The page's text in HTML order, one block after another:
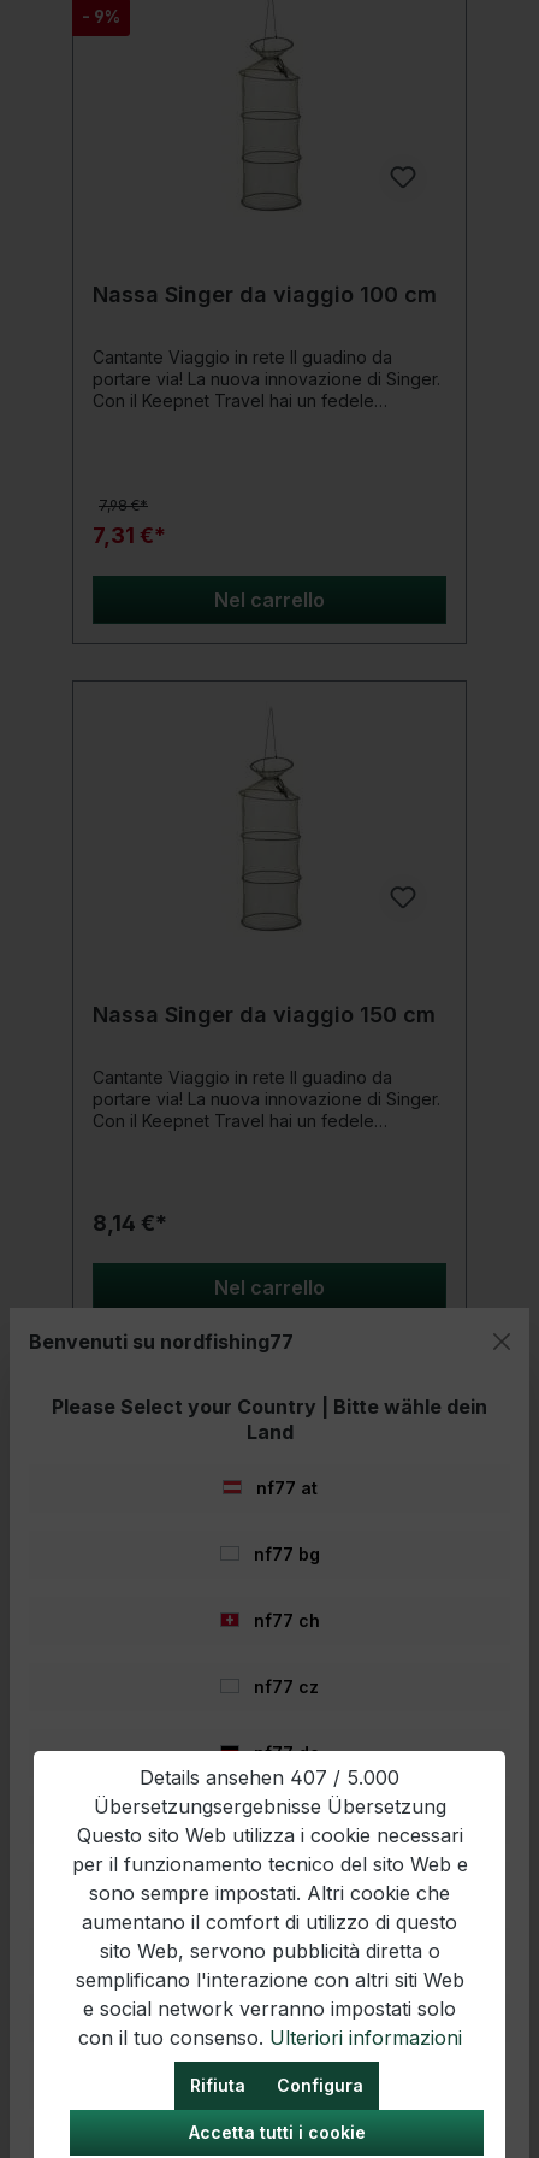
- 9%
Nassa Singer da viaggio 100 cm
Cantante Viaggio in rete Il guadino da
portare via! La nuova innovazione di Singer.
Con il Keepnet Travel hai un fedele
Dettagli del prodotto: Materiale a rete con
maglie da 4 mm Ingresso: circa 25 cm
Lunghezza: 100 cm
7,98 €*
7,31 €*
Nel carrello
Nassa Singer da viaggio 150 cm
Cantante Viaggio in rete Il guadino da
portare via! La nuova innovazione di Singer.
Con il Keepnet Travel hai un fedele
Dettagli del prodotto: Materiale a rete con
8,14 €*
Nel carrello
MeshRobuster Setzkescher für
Angler!Features4 Meter langer Setzkescher
mit Quick Dry MeshFreiliegende Aluminium-
SchutzVerstellbarer Angle Lock für flexible
PositionierungRobustes, schnelltrocknendes
Mesh-MaterialPull-through Handgriffe für
einfaches HandlingPerfekt für Commercials
und natürliche GewässerOptimal für
Stipprute und
FeederangelnEinsatzbereichDer Preston
Dura Keepnet 4m Quick Dry Mesh ist ideal
für ambitionierte Angler, die oft an
Commercials, Flüssen und Kanälen fischen.
Dank des schnelltrocknenden Mesh-
Materials trocknet der Kescher rasch und ist
einfach sauber zu halten, was das
99,99 €*
89,81 €*
Nel carrello
​Details ansehen 407 / 5.000
Übersetzungsergebnisse Übersetzung
Questo sito Web utilizza i cookie necessari
per il funzionamento tecnico del sito Web e
sono sempre impostati. Altri cookie che
aumentano il comfort di utilizzo di questo
sito Web, servono pubblicità diretta o
semplificano l'interazione con altri siti Web
e social network verranno impostati solo
con il tuo consenso. Ulteriori informazioni
Rifiuta Configura
Accetta tutti i cookie
Benvenuti su nordfishing77
Please Select your Country | Bitte wähle dein
Land
nf77 at
nf77 bg
nf77 ch
nf77 cz
nf77 de
nf77 en
nf77 es
nf77 fr
nf77 hr
nf77 hu